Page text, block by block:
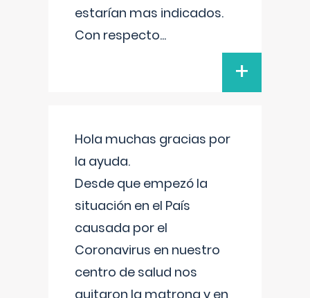
estarían mas indicados.
Con respecto...
+
Hola muchas gracias por
la ayuda.
Desde que empezó la
situación en el País
causada por el
Coronavirus en nuestro
centro de salud nos
quitaron la matrona y en